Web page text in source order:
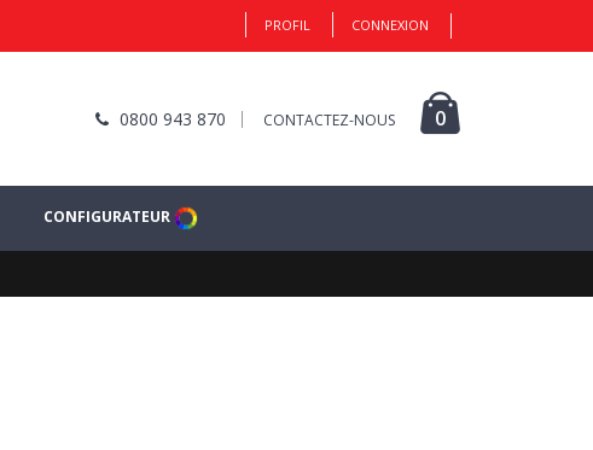
PROFIL CONNEXION
0800 943 870 CONTACTEZ-NOUS 0
CONFIGURATEUR